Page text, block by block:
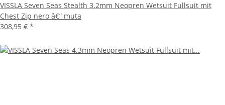
VISSLA Seven Seas Stealth 3.2mm Neopren Wetsuit Fullsuit mit
Chest Zip nero â€“ muta
308,95 € *